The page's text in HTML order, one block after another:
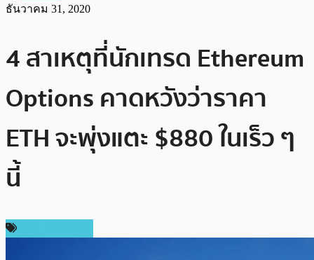
ธันวาคม 31, 2020
4 สาเหตุที่นักเทรด Ethereum
Options คาดหวังว่าราคา
ETH จะพุ่งแตะ $880 ในเร็ว ๆ
นี้